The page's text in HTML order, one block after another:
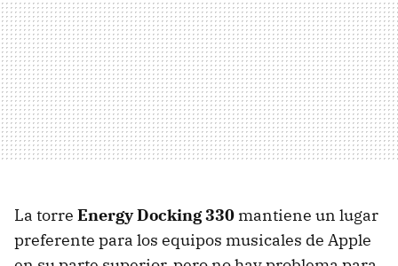
La torre Energy Docking 330 mantiene un lugar
preferente para los equipos musicales de Apple